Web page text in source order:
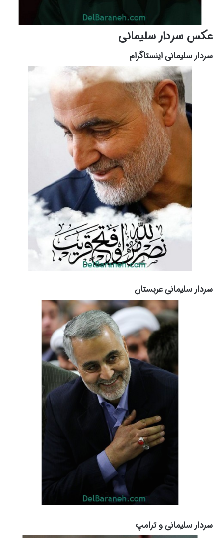
عکس سردار سلیمانی
سردار سلیمانی اینستاگرام
سردار سلیمانی عربستان
سردار سلیمانی و ترامپ